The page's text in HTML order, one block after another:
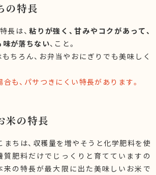
の特長
長は、 粘りが強く、甘みやコクがあって、
味が落ちない、こと。
ちろん、お弁当やおにぎりでも美味しく
も、パサつきにくい特長があります。
米の特長
ちは、収穫量を増やそうと化学肥料を使
質肥料だけでじっくりと育てていますの
来の特長が最大限に出た美味しいお米で